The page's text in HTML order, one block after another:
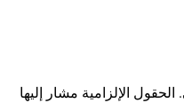
الحقول الإلزامية مشار إليها